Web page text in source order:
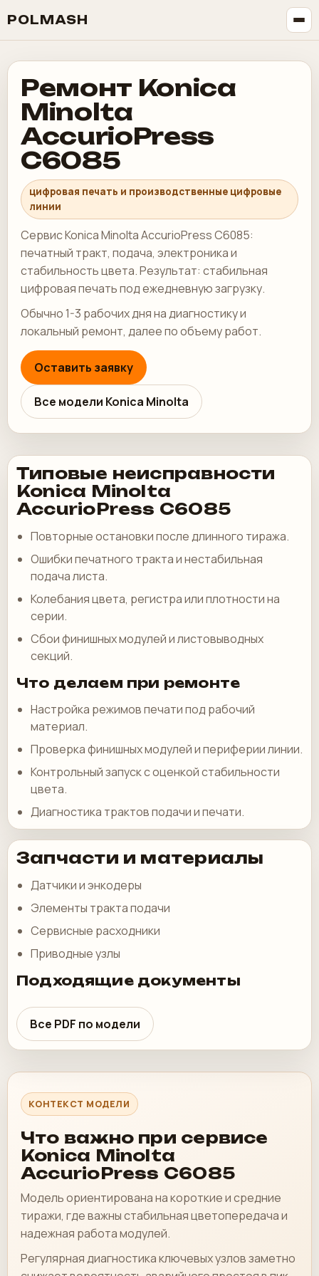
POLMASH
Ремонт Konica
Minolta
AccurioPress
C6085
цифровая печать и производственные цифровые
линии
Сервис Konica Minolta AccurioPress C6085:
печатный тракт, подача, электроника и
стабильность цвета. Результат: стабильная
цифровая печать под ежедневную загрузку.
Обычно 1-3 рабочих дня на диагностику и
локальный ремонт, далее по объему работ.
Оставить заявку
Все модели Konica Minolta
Типовые неисправности
Konica Minolta
AccurioPress C6085
Повторные остановки после длинного тиража.
Ошибки печатного тракта и нестабильная
подача листа.
Колебания цвета, регистра или плотности на
серии.
Сбои финишных модулей и листовыводных
секций.
Что делаем при ремонте
Настройка режимов печати под рабочий
материал.
Проверка финишных модулей и периферии линии.
Контрольный запуск с оценкой стабильности
цвета.
Диагностика трактов подачи и печати.
Запчасти и материалы
Датчики и энкодеры
Элементы тракта подачи
Сервисные расходники
Приводные узлы
Подходящие документы
Все PDF по модели
КОНТЕКСТ МОДЕЛИ
Что важно при сервисе
Konica Minolta
AccurioPress C6085
Модель ориентирована на короткие и средние
тиражи, где важны стабильная цветопередача и
надежная работа модулей.
Регулярная диагностика ключевых узлов заметно